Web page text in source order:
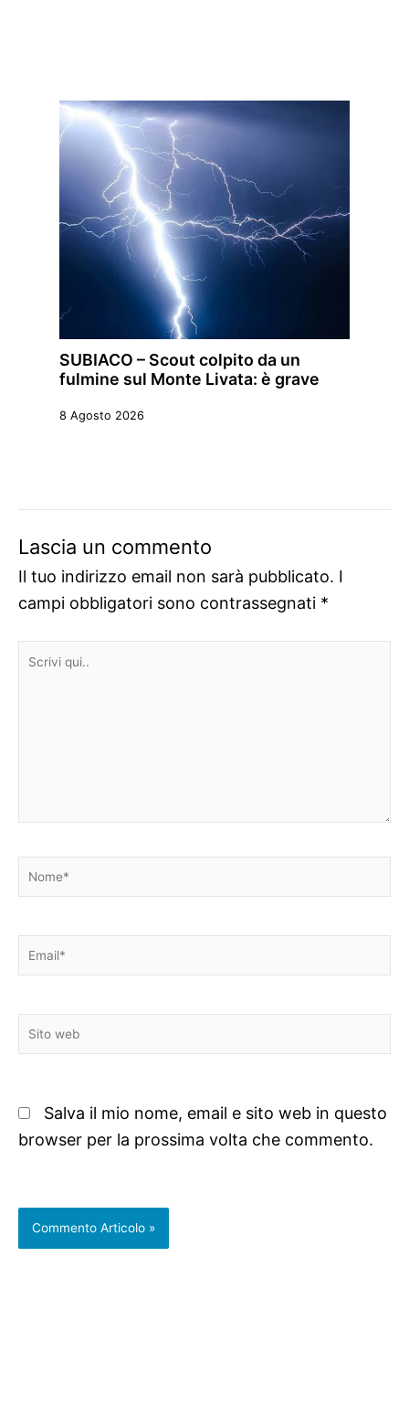
SUBIACO – Scout colpito da un
fulmine sul Monte Livata: è grave
8 Agosto 2026
Lascia un commento
Il tuo indirizzo email non sarà pubblicato. I
campi obbligatori sono contrassegnati *
Scrivi
Nome*
Email*
Sito
web
Salva il mio nome, email e sito web in questo
browser per la prossima volta che commento.